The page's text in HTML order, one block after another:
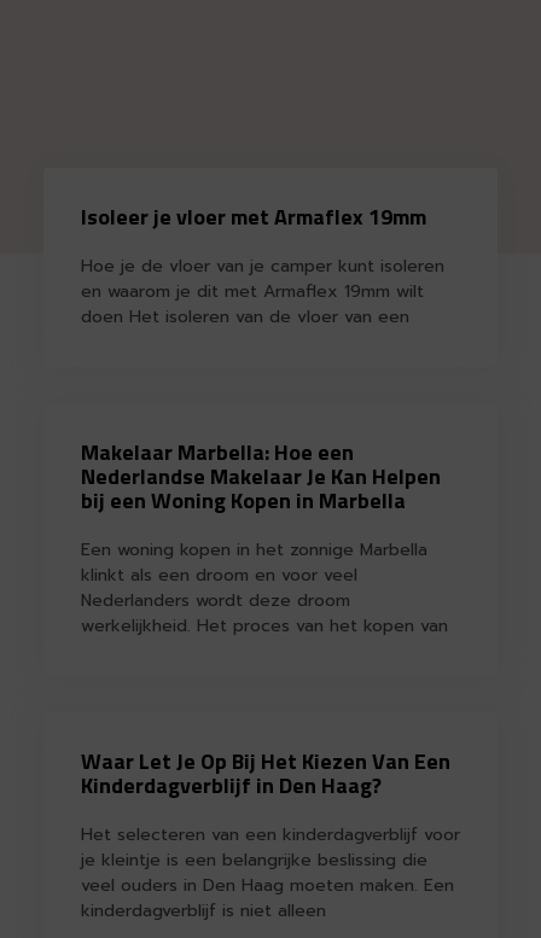
Isoleer je vloer met Armaflex 19mm
Hoe je de vloer van je camper kunt isoleren
en waarom je dit met Armaflex 19mm wilt
doen Het isoleren van de vloer van een
Makelaar Marbella: Hoe een
Nederlandse Makelaar Je Kan Helpen
bij een Woning Kopen in Marbella
Een woning kopen in het zonnige Marbella
klinkt als een droom en voor veel
Nederlanders wordt deze droom
werkelijkheid. Het proces van het kopen van
Waar Let Je Op Bij Het Kiezen Van Een
Kinderdagverblijf in Den Haag?
Het selecteren van een kinderdagverblijf voor
je kleintje is een belangrijke beslissing die
veel ouders in Den Haag moeten maken. Een
kinderdagverblijf is niet alleen